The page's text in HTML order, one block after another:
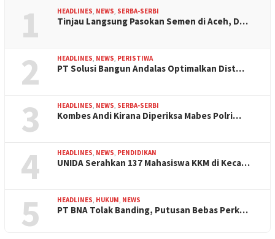
1 HEADLINES NEWS SERBA-SERBI
Tinjau Langsung Pasokan Semen di Aceh, D…
2 HEADLINES NEWS PERISTIWA
PT Solusi Bangun Andalas Optimalkan Dist…
3 HEADLINES NEWS SERBA-SERBI
Kombes Andi Kirana Diperiksa Mabes Polri…
4 HEADLINES NEWS PENDIDIKAN
UNIDA Serahkan 137 Mahasiswa KKM di Keca…
5 HEADLINES HUKUM NEWS
PT BNA Tolak Banding, Putusan Bebas Perk…